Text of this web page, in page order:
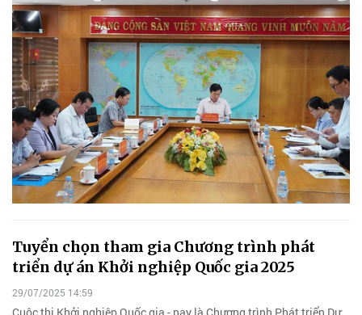
Tuyển chọn tham gia Chương trình phát
triển dự án Khởi nghiệp Quốc gia 2025
29/07/2025 14:59
Cuộc thi Khởi nghiệp Quốc gia - nay là Chương trình Phát triển Dự